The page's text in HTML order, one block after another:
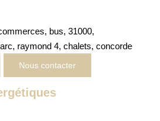
bus, 31000,
raymond 4, chalets, concorde
Nous contacter